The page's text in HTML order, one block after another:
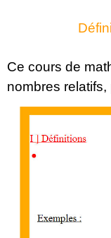
Ce cours de
nombres